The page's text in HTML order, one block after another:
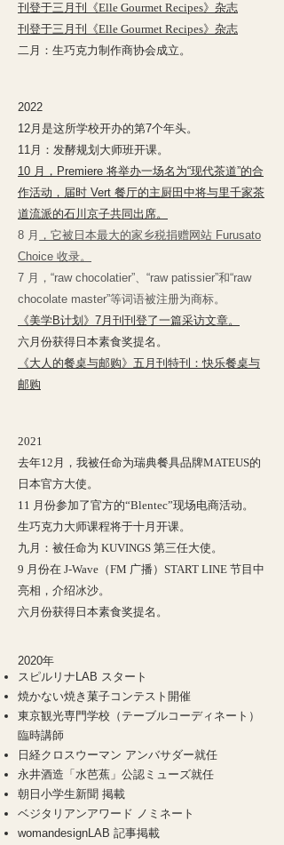
刊登于三月刊《Elle Gourmet Recipes》杂志
刊登于三月刊《Elle Gourmet Recipes》杂志
二月：生巧克力制作商协会成立。
2022
12月是这所学校开办的第7个年头。
11月：发酵规划大师班开课。
10 月，Premiere 将举办一场名为“现代茶道”的合
作活动，届时 Vert 餐厅的主厨田中将与里千家茶
道流派的石川京子共同出席。
8 月
，它被日本最大的家乡税捐赠网站 Furusato
Choice 收录。
7 月
，“raw chocolatier”、“raw patissier”和“raw
chocolate master”等词语被注册为商标。
《美学B计划》7月刊刊登了一篇采访文章。
六月份获得日本素食奖提名。
《大人的餐桌与邮购》五月刊特刊：快乐餐桌与
邮购
2021
去年12月，我被任命为瑞典餐具品牌MATEUS的
日本官方大使。
11 月份参加了官方的“Blentec”现场电商活动。
生巧克力大师课程将于十月开课。
九月：被任命为 KUVINGS 第三任大使。
9 月份在 J-Wave（FM 广播）START LINE 节目中
亮相，介绍冰沙。
六月份获得日本素食奖提名。
2020年
スピルリナLAB スタート
焼かない焼き菓子コンテスト開催
東京観光専門学校（テーブルコーディネート）
臨時講師
日経クロスウーマン アンバサダー就任
永井酒造「水芭蕉」公認ミューズ就任
朝日小学生新聞 掲載
ベジタリアンアワード ノミネート
womandesignLAB 記事掲載​